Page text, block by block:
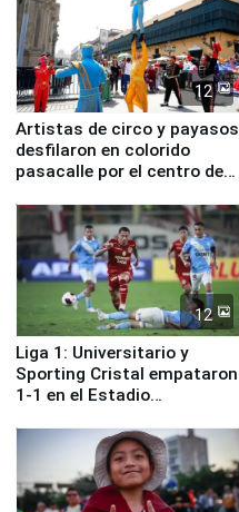
12
Artistas de circo y payasos
desfilaron en colorido
pasacalle por el centro de
12
Liga 1: Universitario y
Sporting Cristal empataron
1-1 en el Estadio